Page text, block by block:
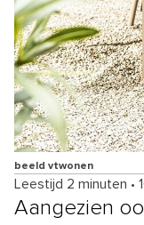
beeld vtwonen
Leestijd 2 minuten •
Aangezien